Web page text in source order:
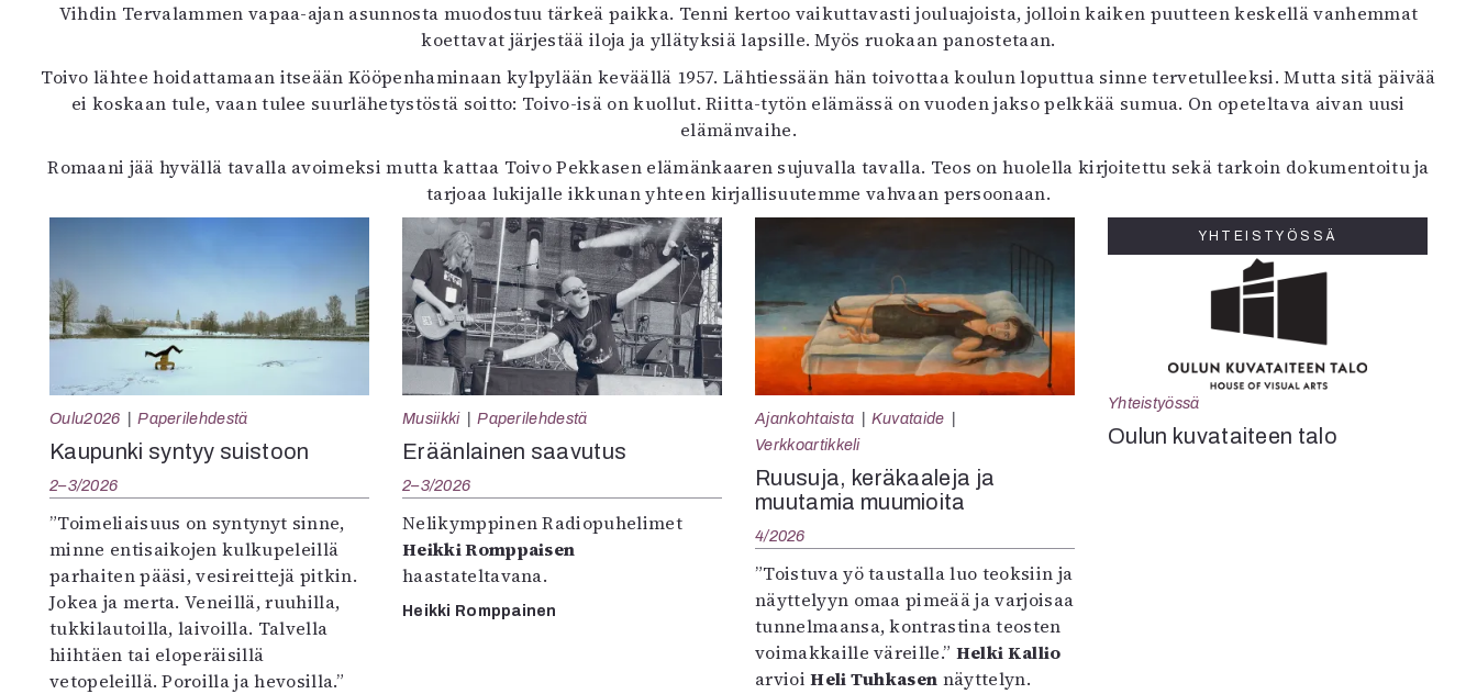
Vihdin Tervalammen vapaa-ajan asunnosta muodostuu tärkeä paikka. Tenni kertoo vaikuttavasti jouluajoista, jolloin kaiken puutteen keskellä vanhemmat
koettavat järjestää iloja ja yllätyksiä lapsille. Myös ruokaan panostetaan.
Toivo lähtee hoidattamaan itseään Kööpenhaminaan kylpylään keväällä 1957. Lähtiessään hän toivottaa koulun loputtua sinne tervetulleeksi. Mutta sitä päivää
ei koskaan tule, vaan tulee suurlähetystöstä soitto: Toivo-isä on kuollut. Riitta-tytön elämässä on vuoden jakso pelkkää sumua. On opeteltava aivan uusi
elämänvaihe.
Romaani jää hyvällä tavalla avoimeksi mutta kattaa Toivo Pekkasen elämänkaaren sujuvalla tavalla. Teos on huolella kirjoitettu sekä tarkoin dokumentoitu ja
tarjoaa lukijalle ikkunan yhteen kirjallisuutemme vahvaan persoonaan.
Oulu2026 Paperilehdestä
Kaupunki syntyy suistoon
2–3/2026
”Toimeliaisuus on syntynyt sinne,
minne entisaikojen kulkupeleillä
parhaiten pääsi, vesireittejä pitkin.
Jokea ja merta. Veneillä, ruuhilla,
tukkilautoilla, laivoilla. Talvella
hiihtäen tai eloperäisillä
vetopeleillä. Poroilla ja hevosilla.”
Musiikki Paperilehdestä
Eräänlainen saavutus
2–3/2026
Nelikymppinen Radiopuhelimet
Heikki Romppaisen
haastateltavana.
Heikki Romppainen
Ajankohtaista
Kuvataide
Verkkoartikkeli
Ruusuja, keräkaaleja ja
muutamia muumioita
4/2026
”Toistuva yö taustalla luo teoksiin ja
näyttelyyn omaa pimeää ja varjoisaa
tunnelmaansa, kontrastina teosten
voimakkaille väreille.” Helki Kallio
arvioiHeli Tuhkasen näyttelyn.
YHTEISTYÖSSÄ
Yhteistyössä
Oulun kuvataiteen talo